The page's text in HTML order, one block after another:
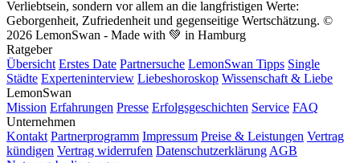
Verliebtsein, sondern vor allem an die langfristigen Werte:
Geborgenheit, Zufriedenheit und gegenseitige Wertschätzung. ©
2026 LemonSwan - Made with 💚 in Hamburg
Ratgeber
Übersicht Erstes Date Partnersuche LemonSwan Tipps Single
Städte Experteninterview Liebeshoroskop Wissenschaft & Liebe
LemonSwan
Mission Erfahrungen Presse Erfolgsgeschichten Service FAQ
Unternehmen
Kontakt Partnerprogramm Impressum Preise & Leistungen Vertrag
kündigen Vertrag widerrufen DatenschutzerklärungAGB